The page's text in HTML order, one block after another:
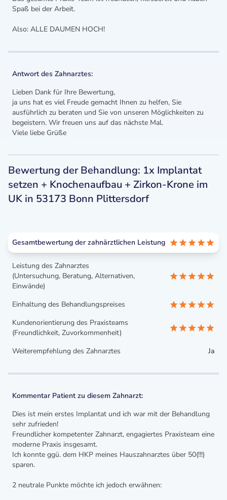
Spaß bei der Arbeit.
Also: ALLE DAUMEN HOCH!
Antwort des Zahnarztes:
Lieben Dank für Ihre Bewertung,
ja uns hat es viel Freude gemacht Ihnen zu helfen, Sie
ausführlich zu beraten und Sie von unseren Möglichkeiten zu
begeistern. Wir freuen uns auf das nächste Mal.
Viele liebe Grüße
Bewertung der Behandlung: 1x Implantat
setzen + Knochenaufbau + Zirkon-Krone im
UK in 53173 Bonn Plittersdorf
Gesamtbewertung der zahnärztlichen Leistung
Leistung des Zahnarztes
(Untersuchung, Beratung, Alternativen,
Einwände)
Einhaltung des Behandlungspreises
Kundenorientierung des Praxisteams
(Freundlichkeit, Zuvorkommenheit)
Weiterempfehlung des Zahnarztes
Ja
Kommentar Patient zu diesem Zahnarzt:
Dies ist mein erstes Implantat und ich war mit der Behandlung
sehr zufrieden!
Freundlicher kompetenter Zahnarzt, engagiertes Praxisteam eine
moderne Praxis insgesamt.
Ich konnte ggü. dem HKP meines Hauszahnarztes über 50(!!!)
sparen.
2 neutrale Punkte möchte ich jedoch erwähnen: